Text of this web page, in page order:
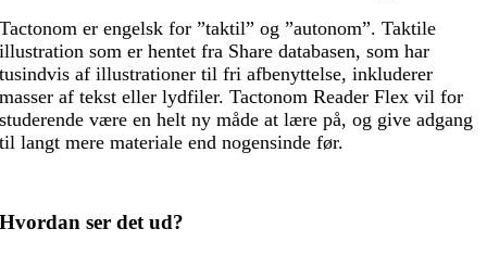
Tactonom er engelsk for ”taktil” og ”autonom”. Taktile
illustration som er hentet fra Share databasen, som har
tusindvis af illustrationer til fri afbenyttelse, inkluderer
masser af tekst eller lydfiler. Tactonom Reader Flex vil for
studerende være en helt ny måde at lære på, og give adgang
til langt mere materiale end nogensinde før.
Hvordan ser det ud?